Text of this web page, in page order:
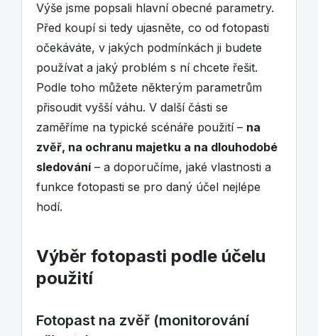
Výše jsme popsali hlavní obecné parametry.
Před koupí si tedy ujasněte, co od fotopasti
očekáváte, v jakých podmínkách ji budete
používat a jaký problém s ní chcete řešit.
Podle toho můžete některým parametrům
přisoudit vyšší váhu. V další části se
zaměříme na typické scénáře použití – na
zvěř, na ochranu majetku a na dlouhodobé
sledování– a doporučíme, jaké vlastnosti a
funkce fotopasti se pro daný účel nejlépe
hodí.
Výběr fotopasti podle účelu
použití
Fotopast na zvěř (monitorování